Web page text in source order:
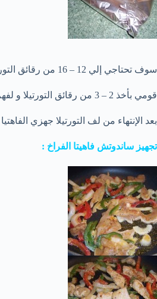
سوف تحتاجي إلي 12 – 16 من رقائق التورتيلا .
قومي بأخذ 2 – 3 من رقائق التورتيلا و لفهم علي ورق الفويل .
بعد الإنتهاء من لف التورتيلا جهزي
تجهيز ساندوتش فاهيتا الفراخ :